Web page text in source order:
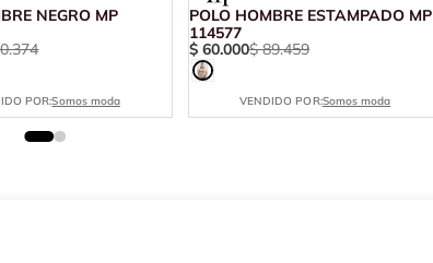
NEGRO MP
.374
POR:Somos moda
POLO HOMBRE ESTAMPADO MP
114577
$ 60.000$ 89.459
VENDIDO POR:Somos moda